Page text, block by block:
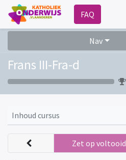
FAQ
Nav
Frans III-Fra-d
Inhoud cursus
Zet op voltooid